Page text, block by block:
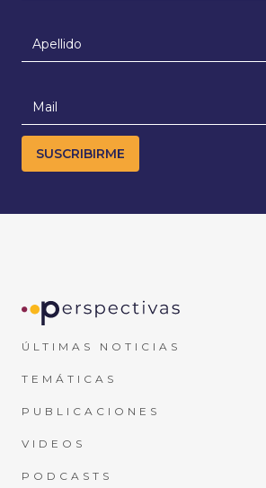
ÚLTIMAS NOTICIAS
TEMÁTICAS
PUBLICACIONES
VIDEOS
PODCASTS